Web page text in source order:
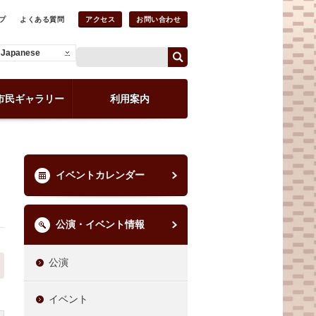
よくある質問 アクセス お問い合わせ
Japanese
民ギャラリー 利用案内
イベントカレンダー
公演・イベント情報
公演
イベント